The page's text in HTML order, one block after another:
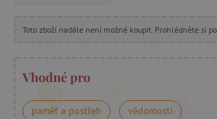
Toto zboží nadále není možné koupit. Prohlédněte si
Vhodné pro
paměť a postřeh vědomosti